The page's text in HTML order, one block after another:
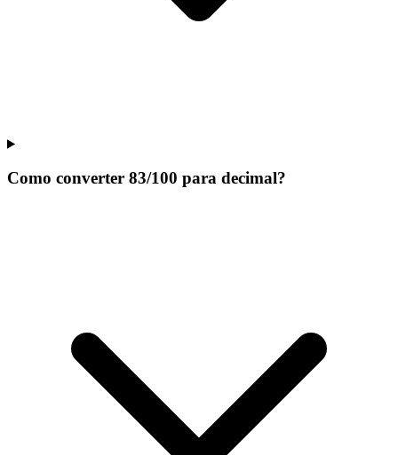
Como converter 83/100 para decimal?